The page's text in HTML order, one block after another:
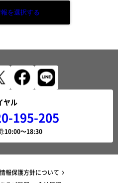
を選択する
ヤル
195-205
:
報保護方針について